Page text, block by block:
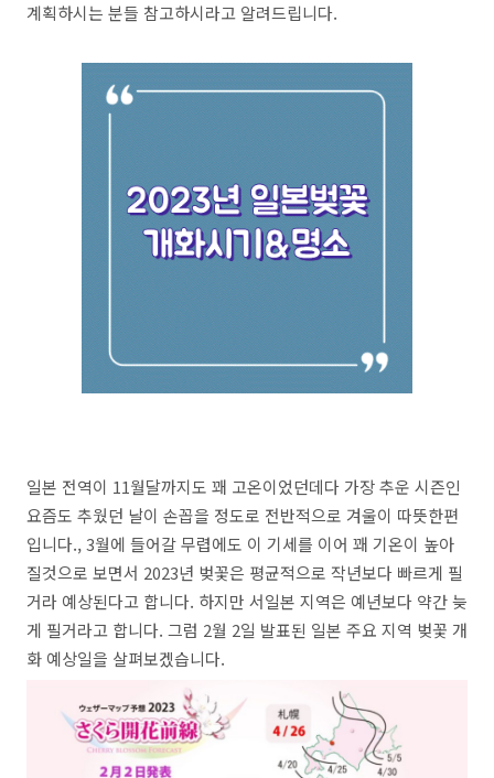
계획하시는 분들 참고하시라고 알려드립니다.
일본 전역이 11월달까지도 꽤 고온이었던데다 가장 추운 시즌인
요즘도 추웠던 날이 손꼽을 정도로 전반적으로 겨울이 따뜻한편
입니다., 3월에 들어갈 무렵에도 이 기세를 이어 꽤 기온이 높아
질것으로 보면서 2023년 벚꽃은 평균적으로 작년보다 빠르게 필
거라 예상된다고 합니다. 하지만 서일본 지역은 예년보다 약간 늦
게 필거라고 합니다. 그럼 2월 2일 발표된 일본 주요 지역 벚꽃 개
화 예상일을 살펴보겠습니다.